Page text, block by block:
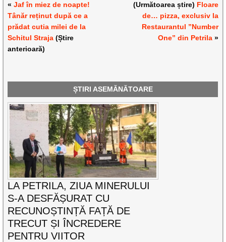
«Jaf în miez de noapte!
Tânăr reținut după ce a
prădat cutia milei de la
Schitul Straja (Știre
anterioară)
(Următoarea știre) Floare
de… pizza, exclusiv la
Restaurantul ”Number
One” din Petrila»
ȘTIRI ASEMĂNĂTOARE
LA PETRILA, ZIUA MINERULUI
S-A DESFĂȘURAT CU
RECUNOȘTINȚĂ FAȚĂ DE
TRECUT ȘI ÎNCREDERE
PENTRU VIITOR